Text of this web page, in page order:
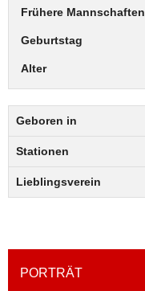
Frühere Mannschaften
Geburtstag
Alter
Geboren in
Stationen
Lieblingsverein
PORTRÄT